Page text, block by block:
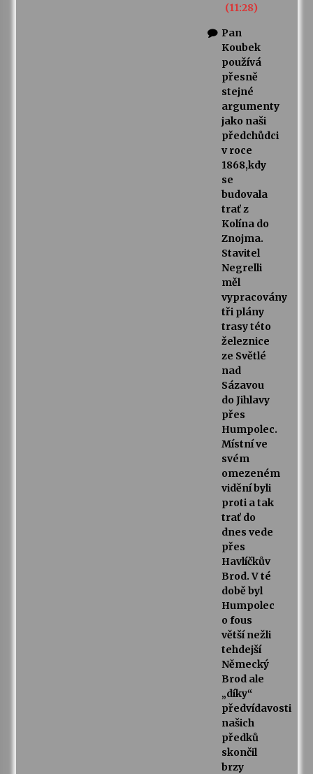
(11:28)
Pan
Koubek
používá
přesně
stejné
argumenty
jako naši
předchůdci
v roce
1868,kdy
se
budovala
trať z
Kolína do
Znojma.
Stavitel
Negrelli
měl
vypracovány
tři plány
trasy této
železnice
ze Světlé
nad
Sázavou
do Jihlavy
přes
Humpolec.
Místní ve
svém
omezeném
vidění byli
proti a tak
trať do
dnes vede
přes
Havlíčkův
Brod. V té
době byl
Humpolec
o fous
větší nežli
tehdejší
Německý
Brod ale
„díky“
předvídavosti
našich
předků
skončil
brzy